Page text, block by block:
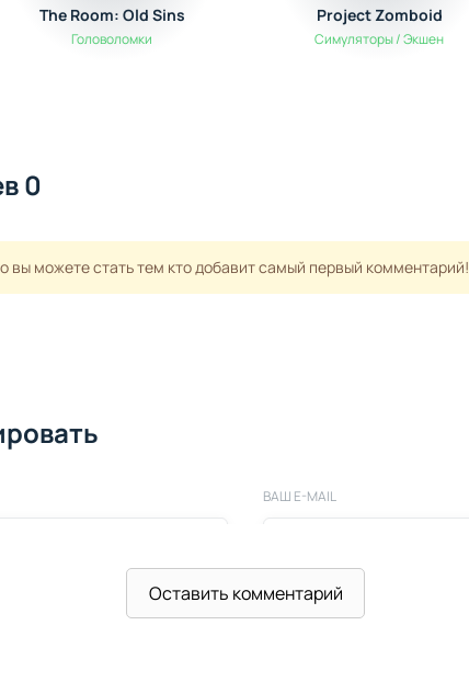
The Room: Old Sins
Головоломки
Project Zomboid
Симуляторы / Экшен
0
вы можете стать тем кто добавит самый первый комментарий!
ВАШ E-MAIL
Оставить комментарий